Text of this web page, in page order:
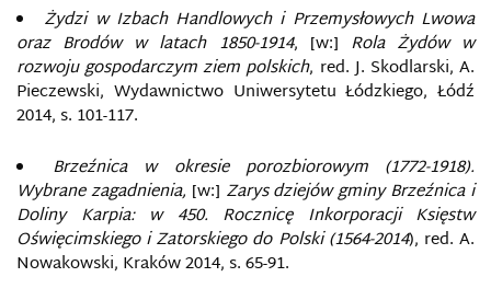
Żydzi w Izbach Handlowych i Przemysłowych Lwowa
oraz Brodów w latach 1850-1914, [w:] Rola Żydów w
rozwoju gospodarczym ziem polskich, red. J. Skodlarski, A.
Pieczewski, Wydawnictwo Uniwersytetu Łódzkiego, Łódź
2014, s. 101-117.
Brzeźnica w okresie porozbiorowym (1772-1918).
Wybrane zagadnienia, [w:] Zarys dziejów gminy Brzeźnica i
Doliny Karpia: w 450. Rocznicę Inkorporacji Księstw
Oświęcimskiego i Zatorskiego do Polski (1564-2014), red. A.
Nowakowski, Kraków 2014, s. 65-91.